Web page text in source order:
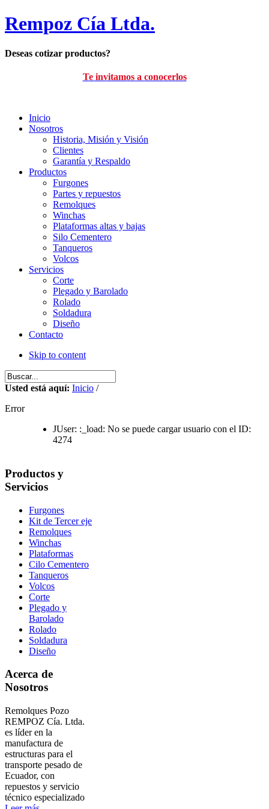
Rempoz Cía Ltda.
Deseas cotizar productos?
Te invitamos a conocerlos
Inicio
Nosotros
Historia, Misión y Visión
Clientes
Garantía y Respaldo
Productos
Furgones
Partes y repuestos
Remolques
Winchas
Plataformas altas y bajas
Silo Cementero
Tanqueros
Volcos
Servicios
Corte
Plegado y Barolado
Rolado
Soldadura
Diseño
Contacto
Skip to content
Usted está aquí: Inicio /
Error
JUser: :_load: No se puede cargar usuario con el ID:
4274
Productos y
Servicios
Furgones
Kit de Tercer eje
Remolques
Winchas
Plataformas
Cilo Cementero
Tanqueros
Volcos
Corte
Plegado y
Barolado
Rolado
Soldadura
Diseño
Acerca de
Nosotros
Remolques Pozo
REMPOZ Cía. Ltda.
es líder en la
manufactura de
estructuras para el
transporte pesado de
Ecuador, con
repuestos y servicio
técnico especializado